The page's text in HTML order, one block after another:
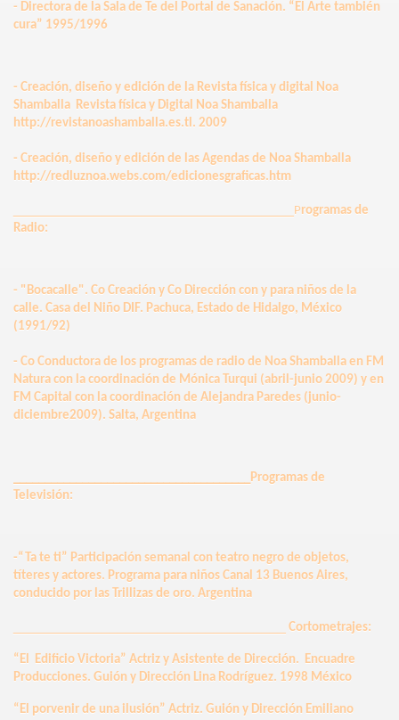
- Directora de la Sala de Te del Portal de Sanación. “El Arte también
cura” 1995/1996
- Creación, diseño y edición de la Revista física y digital Noa
Shamballa Revista física y Digital Noa Shamballa
http://revistanoashamballa.es.tl. 2009
- Creación, diseño y edición de las Agendas de Noa Shamballa
http://redluznoa.webs.com/edicionesgraficas.htm
Programas de
Radio:
- "Bocacalle". Co Creación y Co Dirección con y para niños de la
calle. Casa del Niño DIF. Pachuca, Estado de Hidalgo, México
(1991/92)
- Co Conductora de los programas de radio de Noa Shamballa en FM
Natura con la coordinación de Mónica Turqui (abril-junio 2009) y en
FM Capital con la coordinación de Alejandra Paredes (junio-
diciembre2009). Salta, Argentina
______________________________________Programas de
Televisión:
-“Ta te ti” Participación semanal con teatro negro de objetos,
títeres y actores. Programa para niños Canal 13 Buenos Aires,
conducido por las Trillizas de oro. Argentina
Cortometrajes:
“El Edificio Victoria” Actriz y Asistente de Dirección. Encuadre
Producciones. Guión y Dirección Lina Rodríguez. 1998 México
“El porvenir de una ilusión” Actriz. Guión y Dirección Emiliano